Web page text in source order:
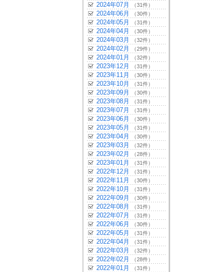
2024年07月 （31件）
2024年06月 （30件）
2024年05月 （31件）
2024年04月 （30件）
2024年03月 （32件）
2024年02月 （29件）
2024年01月 （32件）
2023年12月 （31件）
2023年11月 （30件）
2023年10月 （31件）
2023年09月 （30件）
2023年08月 （31件）
2023年07月 （31件）
2023年06月 （30件）
2023年05月 （31件）
2023年04月 （30件）
2023年03月 （32件）
2023年02月 （28件）
2023年01月 （31件）
2022年12月 （31件）
2022年11月 （30件）
2022年10月 （31件）
2022年09月 （30件）
2022年08月 （31件）
2022年07月 （31件）
2022年06月 （30件）
2022年05月 （31件）
2022年04月 （31件）
2022年03月 （32件）
2022年02月 （28件）
2022年01月 （31件）